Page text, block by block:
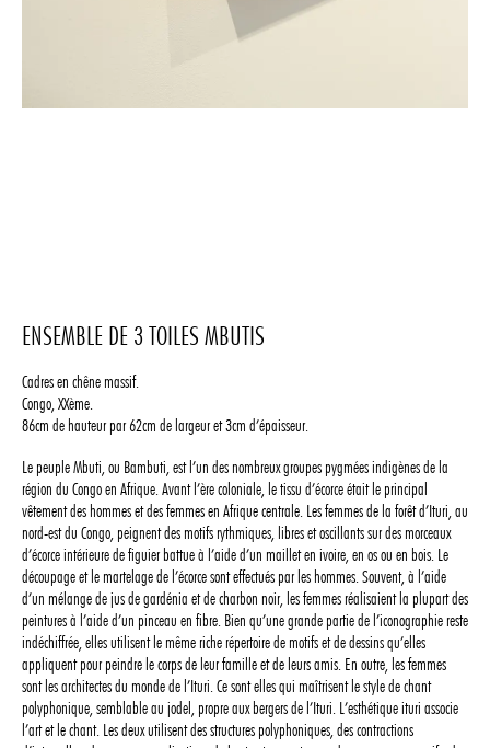
ENSEMBLE DE 3 TOILES MBUTIS
Cadres en chêne massif.
Congo, XXème.
86cm de hauteur par 62cm de largeur et 3cm d’épaisseur.
Le peuple Mbuti, ou Bambuti, est l’un des nombreux groupes pygmées indigènes de la
région du Congo en Afrique. Avant l’ère coloniale, le tissu d’écorce était le principal
vêtement des hommes et des femmes en Afrique centrale. Les femmes de la forêt d’Ituri, au
nord-est du Congo, peignent des motifs rythmiques, libres et oscillants sur des morceaux
d’écorce intérieure de figuier battue à l’aide d’un maillet en ivoire, en os ou en bois. Le
découpage et le martelage de l’écorce sont effectués par les hommes. Souvent, à l’aide
d’un mélange de jus de gardénia et de charbon noir, les femmes réalisaient la plupart des
peintures à l’aide d’un pinceau en fibre. Bien qu’une grande partie de l’iconographie reste
indéchiffrée, elles utilisent le même riche répertoire de motifs et de dessins qu’elles
appliquent pour peindre le corps de leur famille et de leurs amis. En outre, les femmes
sont les architectes du monde de l’Ituri. Ce sont elles qui maîtrisent le style de chant
polyphonique, semblable au jodel, propre aux bergers de l’Ituri. L’esthétique ituri associe
l’art et le chant. Les deux utilisent des structures polyphoniques, des contractions